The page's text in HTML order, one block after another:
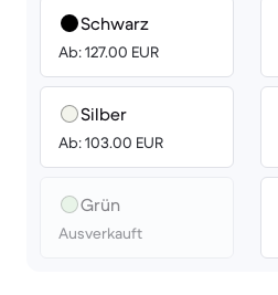
Schwarz
Ab: 127.00 EUR
Silber
Ab: 103.00 EUR
Grün
Ausverkauft